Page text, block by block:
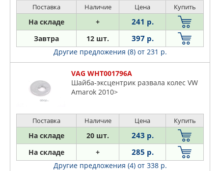
Поставка Наличие Цена Купить
На складе + 241 р.
Завтра 12 шт. 397 р.
Другие предложения (8) от 231 р.
VAG WHT001796A
Шайба-эксцентрик развала колес VW
Amarok 2010>
Поставка Наличие Цена Купить
На складе 20 шт. 243 р.
На складе + 285 р.
Другие предложения (4) от 338 р.